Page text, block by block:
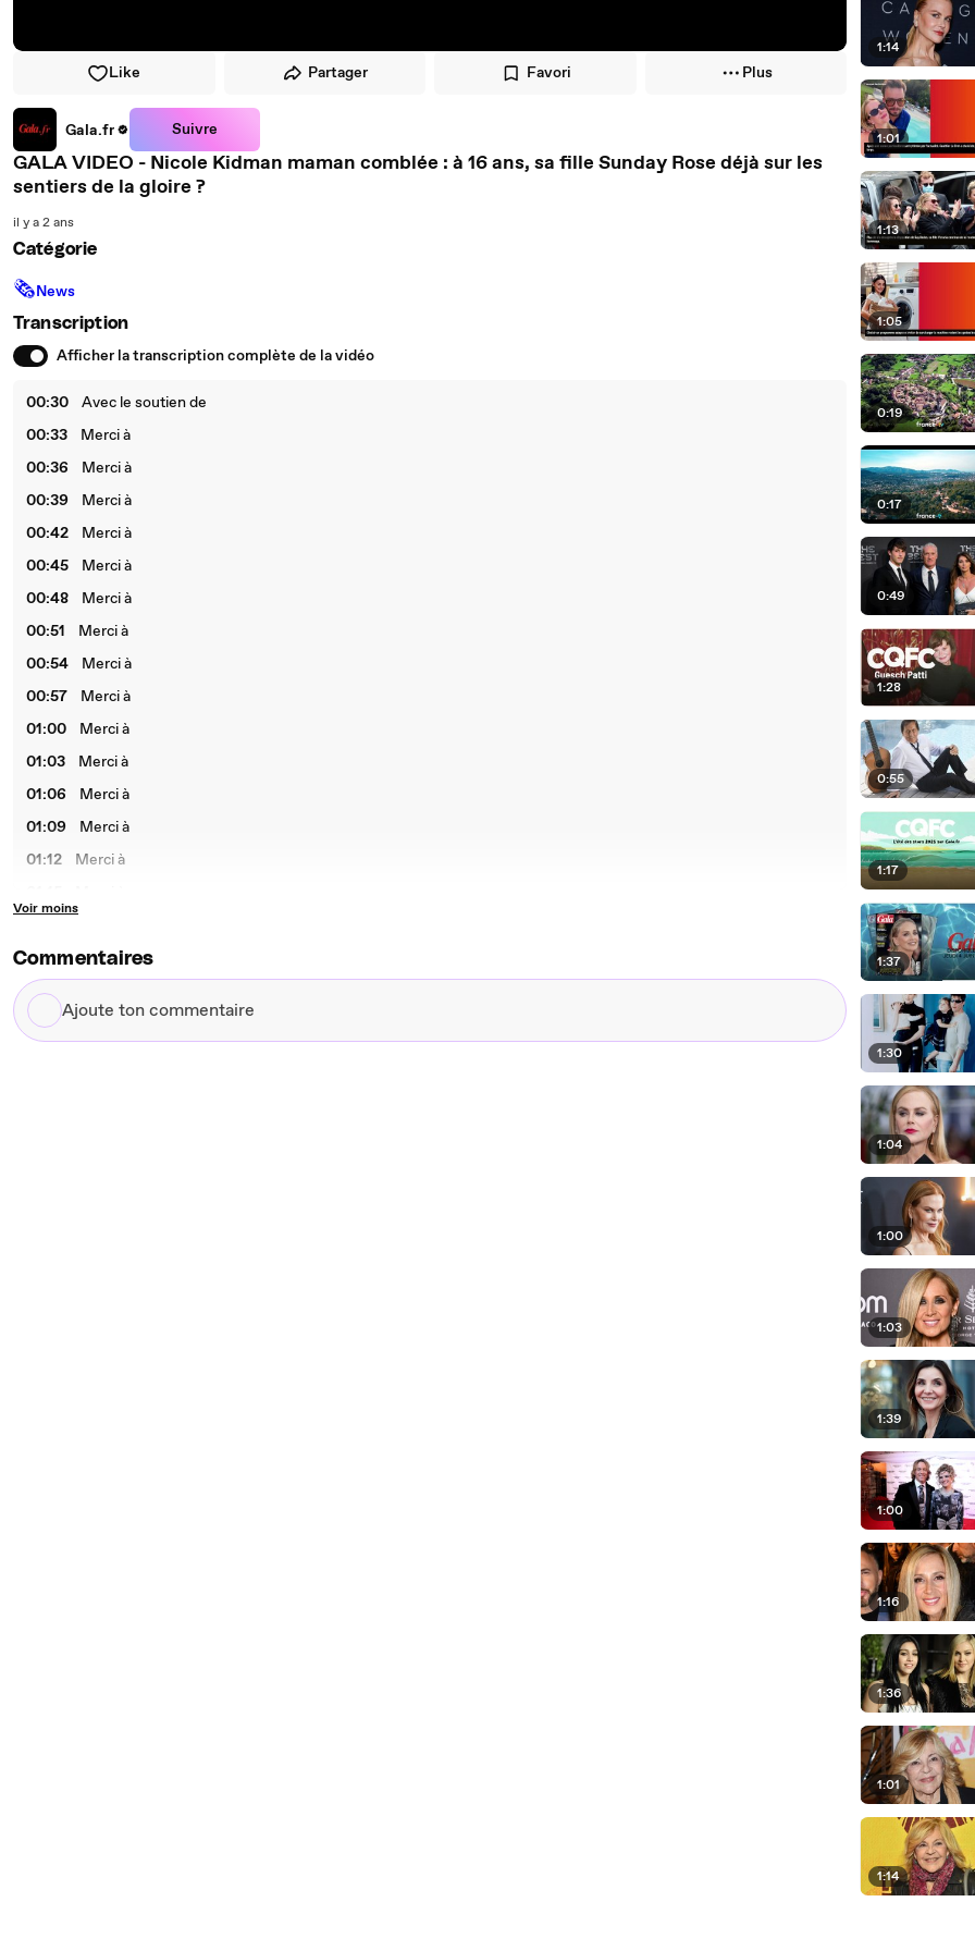
Like Partager Favori Plus
Gala.fr Suivre
GALA VIDEO - Nicole Kidman maman comblée : à 16 ans, sa fille Sunday Rose déjà sur les
sentiers de la gloire ?
il y a 2 ans
Catégorie
🗞News
Transcription
Afficher la transcription complète de la vidéo
00:30
Avec le soutien de
00:33
Merci à
00:36
Merci à
00:39
Merci à
00:42
Merci à
00:45
Merci à
00:48
Merci à
00:51
Merci à
00:54
Merci à
00:57
Merci à
01:00
Merci à
01:03
Merci à
01:06
Merci à
01:09
Merci à
01:12
Merci à
01:21
Merci à
01:24
01:27
Voir moins
Commentaires
Ajoute
ton
1:14
1:01
1:13
1:05
0:19
0:17
0:49
1:28
0:55
1:17
1:37
1:30
1:04
1:00
1:03
1:39
1:00
1:16
1:36
1:01
1:14